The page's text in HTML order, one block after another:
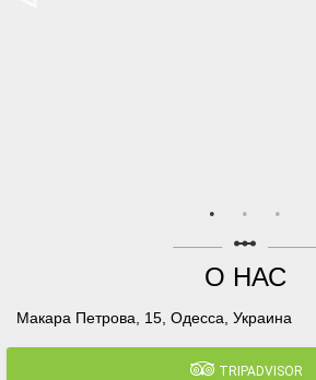
linear_scale
О НАС
Макара Петрова, 15, Одесса, Украина
TRIPADVISOR